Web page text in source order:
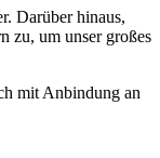
Darüber hinaus,
zu, um unser großes
mit Anbindung an